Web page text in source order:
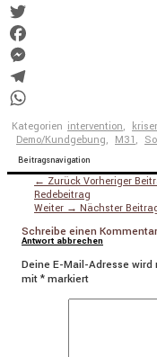
Link
Email
Twitter
Facebook
Messenger
Telegram
WhatsApp
Kategorien intervention,
Demo/Kundgebung, M31 ,
Beitragsnavigation
← Zurück Vorheriger
Redebeitrag
Weiter → Nächster
Schreibe einen Kommentar
Antwort abbrechen
Deine E-Mail-Adresse
mit*markiert